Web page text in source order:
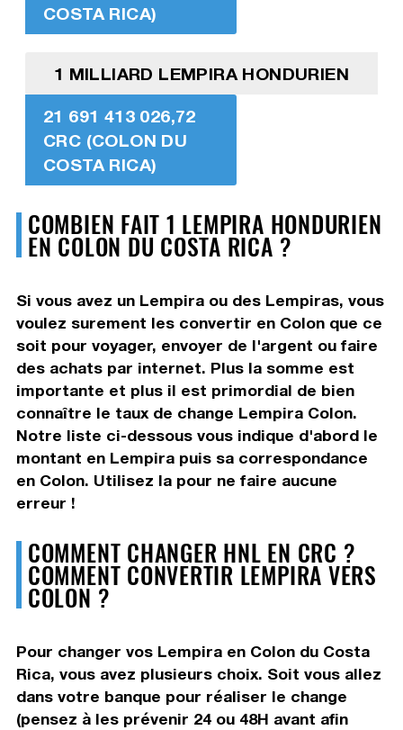
COSTA RICA)
1 MILLIARD LEMPIRA HONDURIEN
21 691 413 026,72
CRC (COLON DU
COSTA RICA)
COMBIEN FAIT 1 LEMPIRA HONDURIEN
EN COLON DU COSTA RICA ?
Si vous avez un Lempira ou des Lempiras, vous
voulez surement les convertir en Colon que ce
soit pour voyager, envoyer de l'argent ou faire
des achats par internet. Plus la somme est
importante et plus il est primordial de bien
connaître le taux de change Lempira Colon.
Notre liste ci-dessous vous indique d'abord le
montant en Lempira puis sa correspondance
en Colon. Utilisez la pour ne faire aucune
erreur !
COMMENT CHANGER HNL EN CRC ?
COMMENT CONVERTIR LEMPIRA VERS
COLON ?
Pour changer vos Lempira en Colon du Costa
Rica, vous avez plusieurs choix. Soit vous allez
dans votre banque pour réaliser le change
(pensez à les prévenir 24 ou 48H avant afin